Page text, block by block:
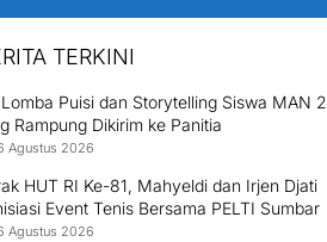
TERKINI
Puisi dan Storytelling Siswa MAN 2
Rampung Dikirim ke Panitia
Agustus 2026
HUT RI Ke-81, Mahyeldi dan Irjen Djati
Event Tenis Bersama PELTI Sumbar
Agustus 2026